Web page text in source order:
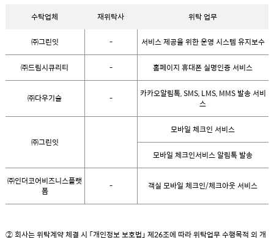
수탁업체 재위탁사 위탁 업무
㈜그린잇 - 서비스 제공을 위한 운영 시스템 유지보수
㈜드림시큐리티 - 홈페이지 휴대폰 실명인증 서비스
㈜다우기술 -
카카오알림톡, SMS, LMS, MMS 발송 서비
스
㈜그린잇
모바일 체크인 서비스
모바일 체크인서비스 알림톡 발송
㈜인더코어비즈니스플랫
폼
- 객실 모바일 체크인/체크아웃 서비스
② 회사는 위탁계약 체결 시 「개인정보 보호법」 제26조에 따라 위탁업무 수행목적 외 개